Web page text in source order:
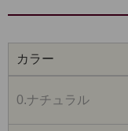
カラー
0.ナチュラル